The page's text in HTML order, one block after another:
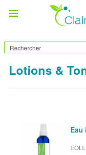
Lotions &